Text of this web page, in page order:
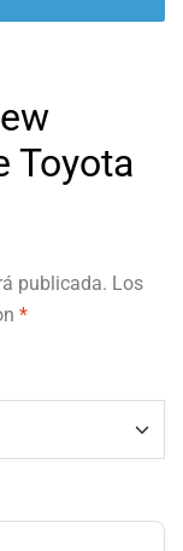
Toyota
publicada. Los
*